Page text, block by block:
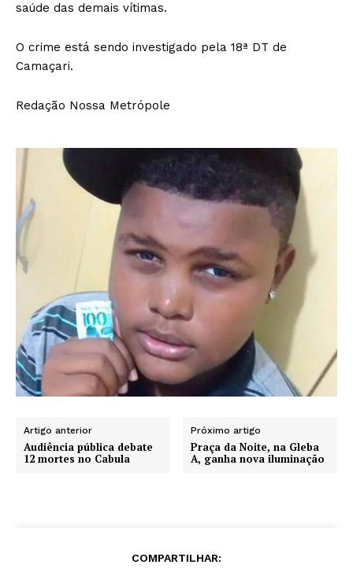
saúde das demais vítimas.
O crime está sendo investigado pela 18ª DT de
Camaçari.
Redação Nossa Metrópole
Artigo anterior
Audiência pública debate
12 mortes no Cabula
Próximo artigo
Praça da Noite, na Gleba
A, ganha nova iluminação
COMPARTILHAR: